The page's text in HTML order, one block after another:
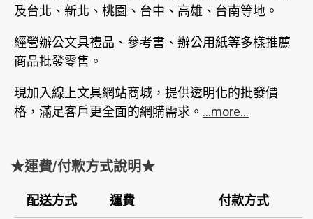
及台北、新北、桃園、台中、高雄、台南等地。
經營辦公文具禮品、參考書、辦公用紙等多樣推薦
商品批發零售。
現加入線上文具網站商城，提供透明化的批發價
格，滿足客戶更全面的網購需求。 ...more...
★運費/付款方式說明★
配送方式 運費 付款方式